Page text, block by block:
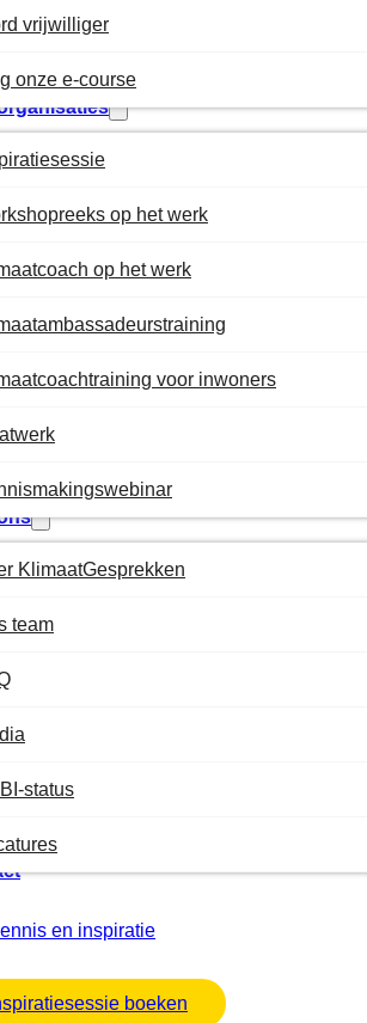
vrijwilliger
onze e-course
op het werk
op het werk
voor inwoners
KlimaatGesprekken
team
status
en inspiratie
boeken